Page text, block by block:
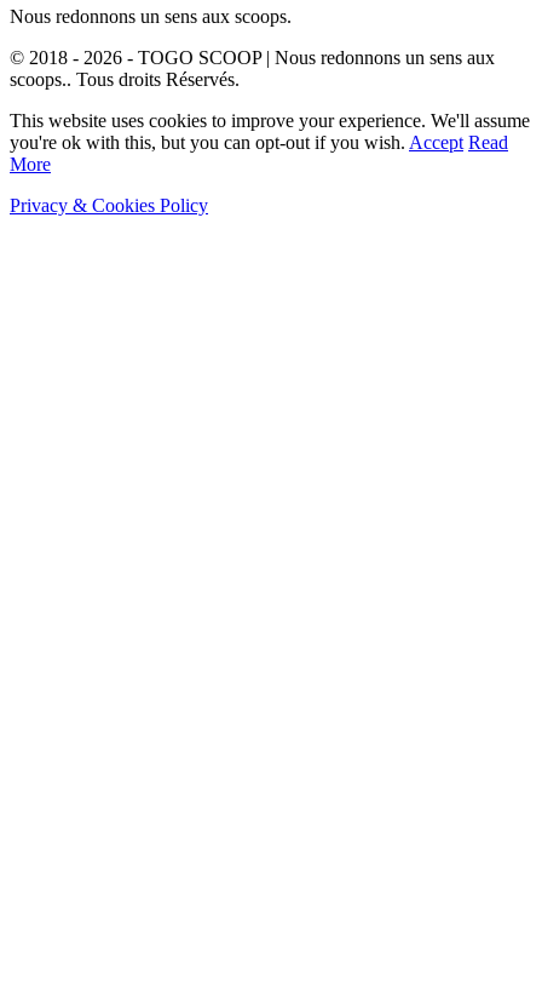
Nous redonnons un sens aux scoops.
© 2018 - 2026 - TOGO SCOOP | Nous redonnons un sens aux
scoops.. Tous droits Réservés.
This website uses cookies to improve your experience. We'll assume
you're ok with this, but you can opt-out if you wish. Accept Read
More
Privacy & Cookies Policy